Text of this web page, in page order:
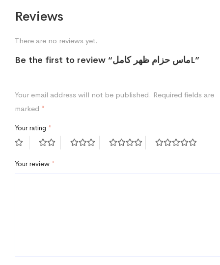
Reviews
There are no reviews yet.
Be the first to review “ماس حزام ظهر كاملL”
Your email address will not be published. Required fields are
marked *
Your rating *
Your review *